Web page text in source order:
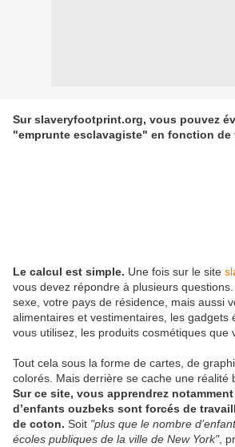
Sur slaveryfootprint.org, vous pouvez
"emprunte esclavagiste" en fonction de
Le calcul est simple. Une fois sur le site
vous devez répondre à plusieurs
sexe, votre pays de résidence, mais aussi
alimentaires et vestimentaires, les gadgets
vous utilisez, les produits cosmétiques que
Tout cela sous la forme de cartes, de
colorés. Mais derrière se cache une réalité
Sur ce site, vous apprendrez
d’enfants ouzbeks sont forcés de
de coton. Soit "plus que le nombre
écoles publiques de la ville de New York",